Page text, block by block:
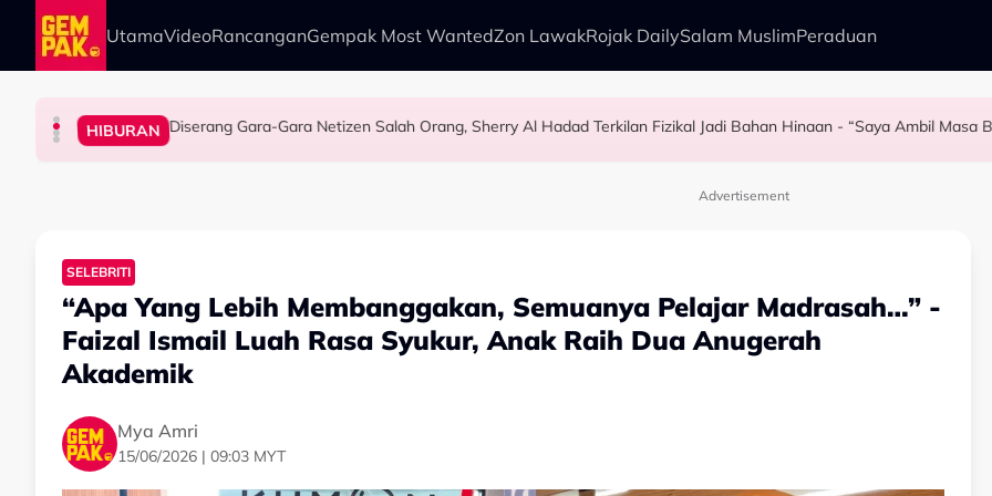
Skip to main content
UtamaVideoRancanganGempak Most WantedZon LawakRojak DailySalam MuslimPeraduan
HIBURAN Afiq Sky Hadiahkan Buah Tangan Buat Syafinaz Selamat, Kenang Jasa Selamatkan Daripada Penyingkiran Di Big
HIBURAN Diserang Gara-Gara Netizen Salah Orang, Sherry Al Hadad Terkilan Fizikal Jadi Bahan Hinaan - “Saya Ambil Masa
HIBURAN Imran Aqil Kongsi Detik Sukar Isteri Ketika Berpantang - “Waktu Itu Aku Tiada, Pergi Nepal Naik Gunung 10 Hari…”
HIBURAN Khairul Aming Raih Jualan Lebih RM2 Juta Dalam Kurang Dua Minit
Advertisement
SELEBRITI
“Apa Yang Lebih Membanggakan, Semuanya Pelajar Madrasah…” -
Faizal Ismail Luah Rasa Syukur, Anak Raih Dua Anugerah
Akademik
Mya Amri
15/06/2026 | 09:03 MYT